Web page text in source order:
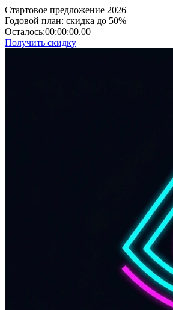
Стартовое предложение 2026
Годовой план: скидка до 50%
Осталось:00:00:00.00
Получить скидку